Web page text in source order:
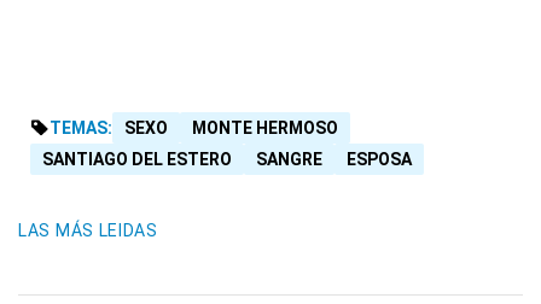
TEMAS: SEXO
MONTE HERMOSO
SANTIAGO DEL ESTERO
SANGRE ESPOSA
LAS MÁS LEIDAS